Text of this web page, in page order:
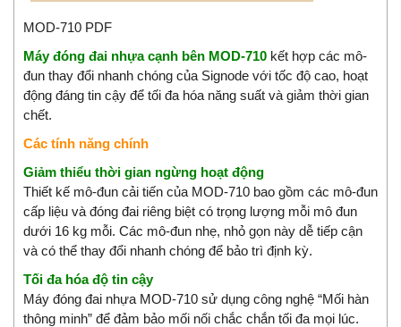
MOD-710 PDF
Máy đóng đai nhựa cạnh bên MOD-710 kết hợp các mô-
đun thay đổi nhanh chóng của Signode với tốc độ cao, hoạt
động đáng tin cậy để tối đa hóa năng suất và giảm thời gian
chết.
Các tính năng chính
Giảm thiểu thời gian ngừng hoạt động
Thiết kế mô-đun cải tiến của MOD-710 bao gồm các mô-đun
cấp liệu và đóng đai riêng biệt có trọng lượng mỗi mô đun
dưới 16 kg mỗi. Các mô-đun nhẹ, nhỏ gọn này dễ tiếp cận
và có thể thay đổi nhanh chóng để bảo trì định kỳ.
Tối đa hóa độ tin cậy
Máy đóng đai nhựa MOD-710 sử dụng công nghệ “Mối hàn
thông minh” để đảm bảo mối nối chắc chắn tối đa mọi lúc.